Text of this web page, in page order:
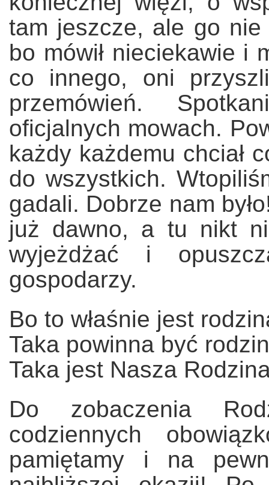
tam jeszcze, ale go
bo mówił nieciekawie
co innego, oni
przemówień.
oficjalnych mowach.
każdy każdemu chciał
do wszystkich.
gadali. Dobrze nam
już dawno, a tu nikt
wyjeżdżać i
gospodarzy.
Bo to właśnie jest
Taka powinna być
Taka jest Nasza
Do zobaczenia
codziennych
pamiętamy i na